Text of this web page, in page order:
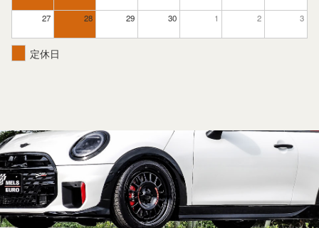
27 28 29 30 1 2 3
定休日